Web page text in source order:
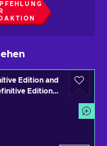
Edition and
Edition